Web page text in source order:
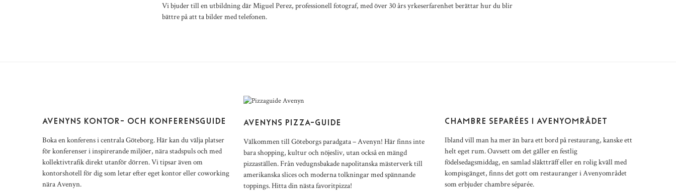
Vi bjuder till en utbildning där Miguel Perez, professionell fotograf, med över 30 års yrkeserfarenhet berättar hur du blir
bättre på att ta bilder med telefonen.
AVENYNS KONTOR- OCH KONFERENSGUIDE
Boka en konferens i centrala Göteborg. Här kan du välja platser
för konferenser i inspirerande miljöer, nära stadspuls och med
kollektivtrafik direkt utanför dörren. Vi tipsar även om
kontorshotell för dig som letar efter eget kontor eller coworking
nära Avenyn.
AVENYNS PIZZA-GUIDE
Välkommen till Göteborgs paradgata – Avenyn! Här finns inte
bara shopping, kultur och nöjesliv, utan också en mängd
pizzaställen. Från vedugnsbakade napolitanska mästerverk till
amerikanska slices och moderna tolkningar med spännande
toppings. Hitta din nästa favoritpizza!
CHAMBRE SEPARÉES I AVENYOMRÅDET
Ibland vill man ha mer än bara ett bord på restaurang, kanske ett
helt eget rum. Oavsett om det gäller en festlig
födelsedagsmiddag, en samlad släktträff eller en rolig kväll med
kompisgänget, finns det gott om restauranger i Avenyområdet
som erbjuder chambre séparée.